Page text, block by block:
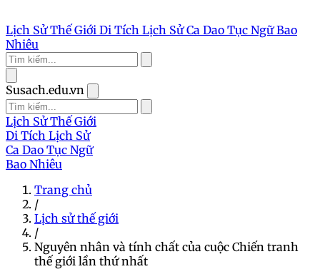
Lịch Sử Thế Giới Di Tích Lịch SửCa Dao Tục NgữBao
Nhiêu
Susach.edu.vn
Lịch Sử Thế Giới
Di Tích Lịch Sử
Ca Dao Tục Ngữ
Bao Nhiêu
Trang chủ
/
Lịch sử thế giới
/
Nguyên nhân và tính chất của cuộc Chiến tranh
thế giới lần thứ nhất